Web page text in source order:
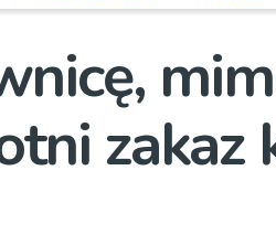
zakaz